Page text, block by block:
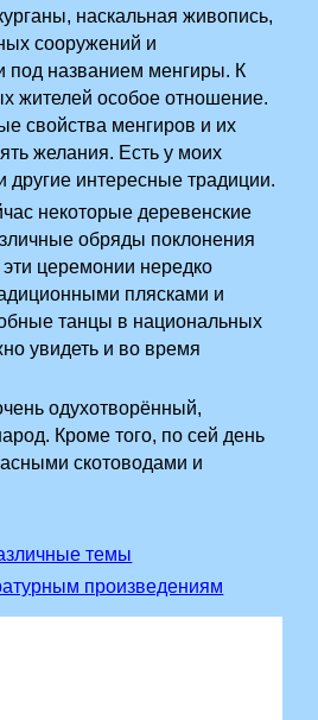
наскальная живопись,
сооружений и
под названием менгиры. К
жителей особое отношение.
свойства менгиров и их
желания. Есть у моих
другие интересные традиции.
некоторые деревенские
обряды поклонения
церемонии нередко
плясками и
танцы в национальных
увидеть и во время
одухотворённый,
Кроме того, по сей день
скотоводами и
темы
произведениям